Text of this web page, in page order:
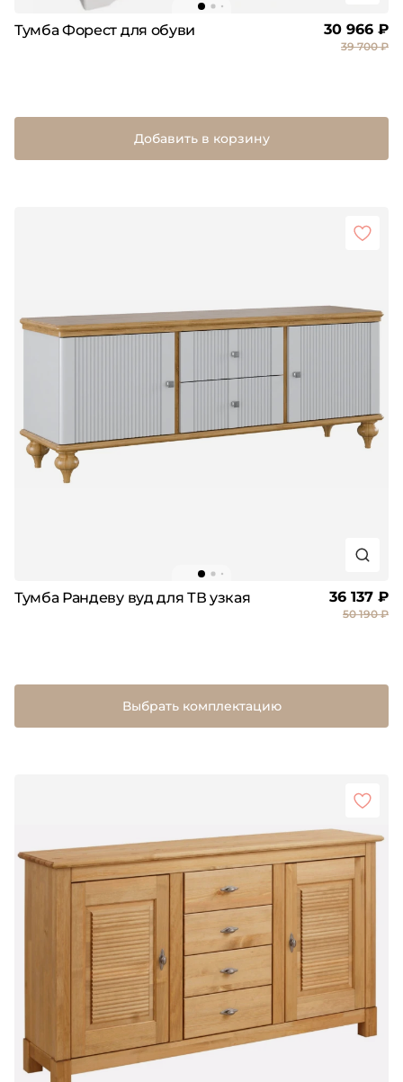
Тумба Форест для обуви 30 966 ₽
39 700 ₽
Добавить в корзину
Тумба Рандеву вуд для ТВ узкая 36 137 ₽
50 190 ₽
Выбрать комплектацию